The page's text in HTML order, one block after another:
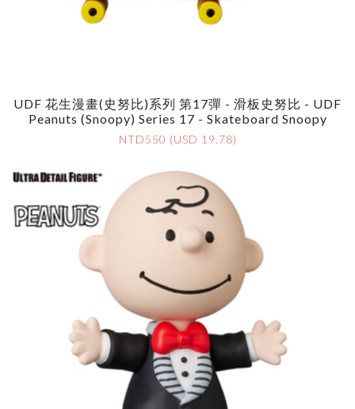
UDF 花生漫畫(史努比)系列 第17彈 - 滑板史努比 - UDF
Peanuts (Snoopy) Series 17 - Skateboard Snoopy
NTD550 (USD 19.78)